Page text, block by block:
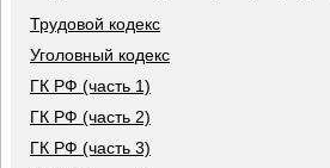
Трудовой кодекс
Уголовный кодекс
ГК РФ (часть 1)
ГК РФ (часть 2)
ГК РФ (часть 3)